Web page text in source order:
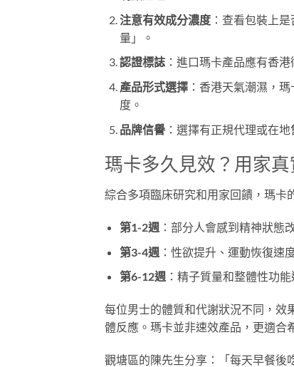
注意有效成分濃度：查看包裝上是
量」。
認證標誌：進口瑪卡產品應有香
產品形式選擇：香港天氣潮濕，
度。
品牌信譽：選擇有正規代理或在
瑪卡多久見效？用家
綜合多項臨床研究和用家回饋，瑪卡
第1-2週：部分人會感到精神狀態
第3-4週 ：性欲提升、運動恢復速
第6-12週：精子質量和整體性功
每位男士的體質和代謝狀況不同，效
體反應。瑪卡並非速效產品，更適合
觀塘區的陳先生分享：「每天早餐後